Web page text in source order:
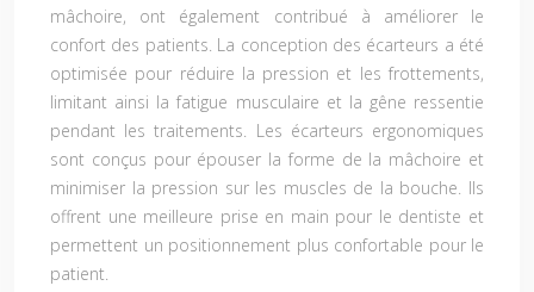
mâchoire, ont également contribué à améliorer le
confort des patients. La conception des écarteurs a été
optimisée pour réduire la pression et les frottements,
limitant ainsi la fatigue musculaire et la gêne ressentie
pendant les traitements. Les écarteurs ergonomiques
sont conçus pour épouser la forme de la mâchoire et
minimiser la pression sur les muscles de la bouche. Ils
offrent une meilleure prise en main pour le dentiste et
permettent un positionnement plus confortable pour le
patient.